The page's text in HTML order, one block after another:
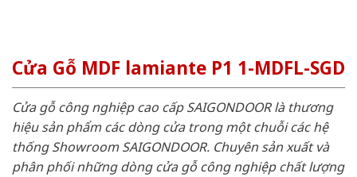
Cửa Gỗ MDF lamiante P1 1-MDFL-SGD
Cửa gỗ công nghiệp cao cấp SAIGONDOOR là thương
hiệu sản phẩm các dòng cửa trong một chuỗi các hệ
thống Showroom SAIGONDOOR. Chuyên sản xuất và
phân phối những dòng cửa gỗ công nghiệp chất lượng